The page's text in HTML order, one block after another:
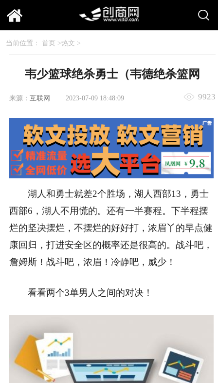
当前位置： 首页 >热文 >
韦少篮球绝杀勇士（韦德绝杀篮网
来源： 互联网 2023-07-09 18:48:09 9923
湖人和勇士就差2个胜场，湖人西部13，勇士
西部6，湖人不用慌的。还有一半赛程。下半程摆
烂的坚决摆烂，不摆烂的好好打，浓眉丫的早点健
康回归，打进安全区的概率还是很高的。战斗吧，
詹姆斯！战斗吧，浓眉！冷静吧，威少！
看看两个3单男人之间的对决！